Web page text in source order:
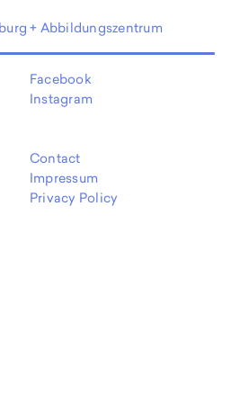
+ Abbildungszentrum
Facebook
Instagram
Contact
Impressum
Privacy Policy